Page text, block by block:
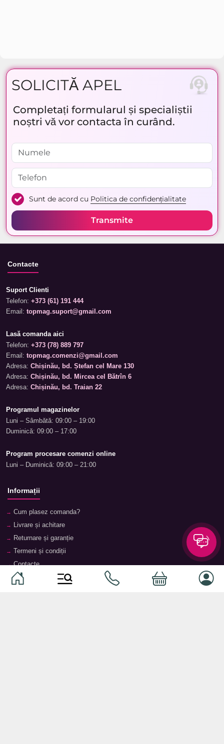
SOLICITĂ APEL
Completați formularul și specialiștii
noștri vă vor contacta în curând.
Sunt de acord cu Politica de confidențialitate
Transmite
Contacte
Suport Clienti
Telefon: +373 (61) 191 444
Email: topmag.suport@gmail.com
Lasă comanda aici
Telefon: +373 (78) 889 797
Email: topmag.comenzi@gmail.com
Adresa: Chișinău, bd. Ștefan cel Mare 130
Adresa: Chișinău, bd. Mircea cel Bătrîn 6
Adresa: Chișinău, bd. Traian 22
Programul magazinelor
Luni – Sâmbătă: 09:00 – 19:00
Duminică: 09:00 – 17:00
Program procesare comenzi online
Luni – Duminică: 09:00 – 21:00
Informații
Cum plasez comanda?
Livrare și achitare
Returnare și garanție
Termeni și condiții
Contacte
Magazine